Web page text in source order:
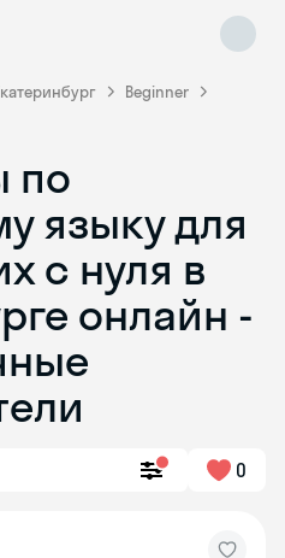
Beginner
по
языку для
с нуля в
онлайн -
0